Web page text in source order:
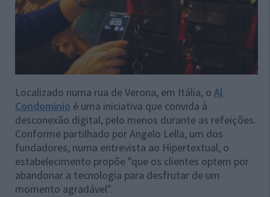
Localizado numa rua de Verona, em Itália, o Al
Condominio é uma iniciativa que convida à
desconexão digital, pelo menos durante as refeições.
Conforme partilhado por Angelo Lella, um dos
fundadores, numa entrevista ao Hipertextual, o
estabelecimento propõe "que os clientes optem por
abandonar a tecnologia para desfrutar de um
momento agradável".